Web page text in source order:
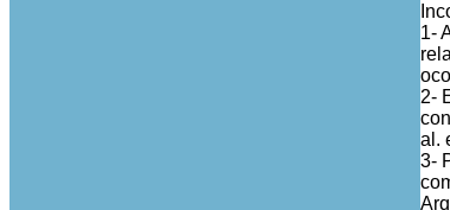
1-
2-
al.
3-